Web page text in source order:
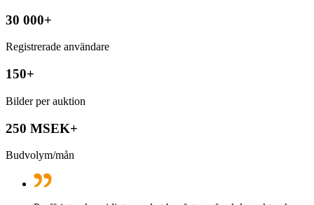
30 000+
Registrerade användare
150+
Bilder per auktion
250 MSEK+
Budvolym/mån